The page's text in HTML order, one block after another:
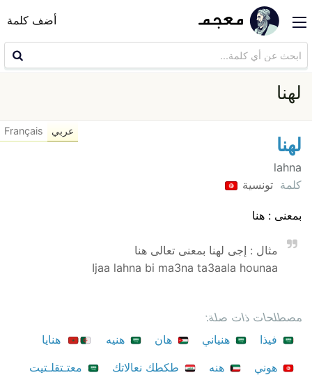
أضف كلمة
لهنا
لهنا
lahna
كلمة تونسية
بمعنى : هنا
مثال : إجى لهنا بمعنى تعالى هنا
Ijaa lahna bi ma3na ta3aala hounaa
عربي Français
مصطلحات ذات صلة:
فيذا
هنياني هان هنيه
هنايا
هوني
هنه طكطك نعالاتك
معتـتقلـتيت